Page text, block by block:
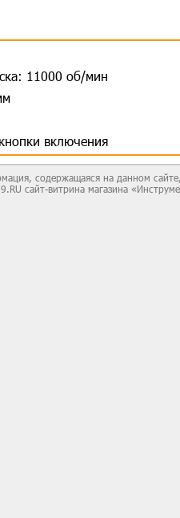
11000 об/мин
включения
содержащаяся на данном
сайт-витрина магазина